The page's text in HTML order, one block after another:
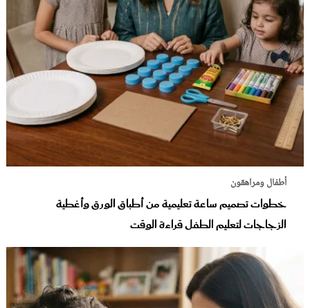
أطفال ومراهقون
خطوات تصميم ساعة تعليمية من أطباق الورق وأغطية
الزجاجات لتعليم الطفل قراءة الوقت